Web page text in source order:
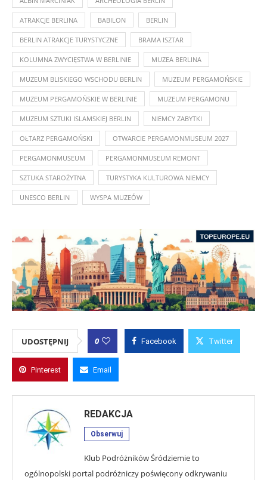
ATRAKCJE BERLINA BABILON BERLIN
BERLIN ATRAKCJE TURYSTYCZNE BRAMA ISZTAR
KOLUMNA ZWYCIĘSTWA W BERLINIE MUZEA BERLINA
MUZEUM BLISKIEGO WSCHODU BERLIN MUZEUM PERGAMOŃSKIE
MUZEUM PERGAMOŃSKIE W BERLINIE MUZEUM PERGAMONU
MUZEUM SZTUKI ISLAMSKIEJ BERLIN NIEMCY ZABYTKI
OŁTARZ PERGAMOŃSKI OTWARCIE PERGAMONMUSEUM 2027
PERGAMONMUSEUM PERGAMONMUSEUM REMONT
SZTUKA STAROŻYTNA TURYSTYKA KULTUROWA NIEMCY
UNESCO BERLIN WYSPA MUZEÓW
UDOSTĘPNIJ 0 Facebook Twitter
Pinterest Email
REDAKCJA
Obserwuj
Klub Podróżników Śródziemie to
ogólnopolski portal podróżniczy poświęcony odkrywaniu